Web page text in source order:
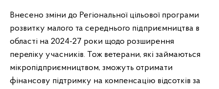
Внесено зміни до Регіональної цільової програми
розвитку малого та середнього підприємництва в
області на 2024-27 роки щодо розширення
переліку учасників. Тож ветерани, які займаються
мікропідприємництвом, зможуть отримати
фінансову підтримку на компенсацію відсотків за